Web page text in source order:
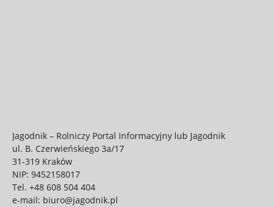
Jagodnik – Rolniczy Portal Informacyjny lub Jagodnik
ul. B. Czerwieńskiego 3a/17
31-319 Kraków
NIP: 9452158017
Tel. +48 608 504 404
e-mail: biuro@jagodnik.pl